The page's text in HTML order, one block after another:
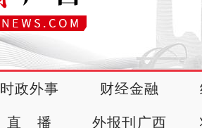
时政外事 财经金融
直 播 外报刊广西